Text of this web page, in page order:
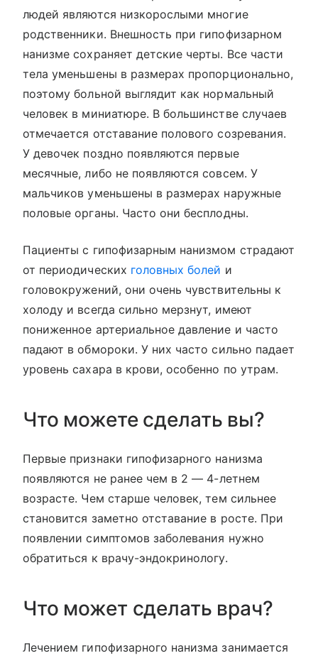
людей являются низкорослыми многие
родственники. Внешность при гипофизарном
нанизме сохраняет детские черты. Все части
тела уменьшены в размерах пропорционально,
поэтому больной выглядит как нормальный
человек в миниатюре. В большинстве случаев
отмечается отставание полового созревания.
У девочек поздно появляются первые
месячные, либо не появляются совсем. У
мальчиков уменьшены в размерах наружные
половые органы. Часто они бесплодны.
Пациенты с гипофизарным нанизмом страдают
от периодических головных болей и
головокружений, они очень чувствительны к
холоду и всегда сильно мерзнут, имеют
пониженное артериальное давление и часто
падают в обмороки. У них часто сильно падает
уровень сахара в крови, особенно по утрам.
Что можете сделать вы?
Первые признаки гипофизарного нанизма
появляются не ранее чем в 2 — 4-летнем
возрасте. Чем старше человек, тем сильнее
становится заметно отставание в росте. При
появлении симптомов заболевания нужно
обратиться к врачу-эндокринологу.
Что может сделать врач?
Лечением гипофизарного нанизма занимается